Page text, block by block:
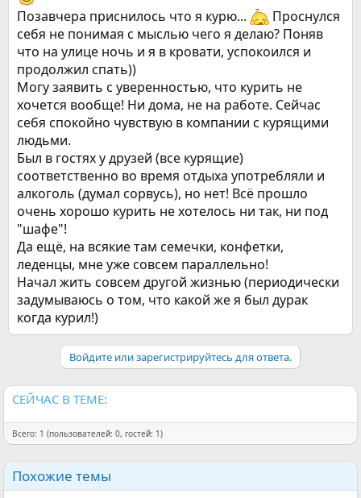
Позавчера приснилось что я курю...
Проснулся
себя не понимая с мыслью чего я делаю? Поняв
что на улице ночь и я в кровати, успокоился и
продолжил спать))
Могу заявить с уверенностью, что курить не
хочется вообще! Ни дома, не на работе. Сейчас
себя спокойно чувствую в компании с курящими
людьми.
Был в гостях у друзей (все курящие)
соответственно во время отдыха употребляли и
алкоголь (думал сорвусь), но нет! Всё прошло
очень хорошо курить не хотелось ни так, ни под
"шафе"!
Да ещё, на всякие там семечки, конфетки,
леденцы, мне уже совсем параллельно!
Начал жить совсем другой жизнью (периодически
задумываюсь о том, что какой же я был дурак
когда курил!)
Войдите или зарегистрируйтесь для ответа.
СЕЙЧАС В ТЕМЕ:
Всего: 1 (пользователей: 0, гостей: 1)
Похожие темы